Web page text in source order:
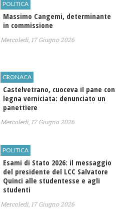
POLITICA
Massimo Cangemi, determinante
in commissione
Mercoledì, 17 Giugno 2026
CRONACA
Castelvetrano, cuoceva il pane con
legna verniciata: denunciato un
panettiere
Mercoledì, 17 Giugno 2026
POLITICA
Esami di Stato 2026: il messaggio
del presidente del LCC Salvatore
Quinci alle studentesse e agli
studenti
Mercoledì, 17 Giugno 2026